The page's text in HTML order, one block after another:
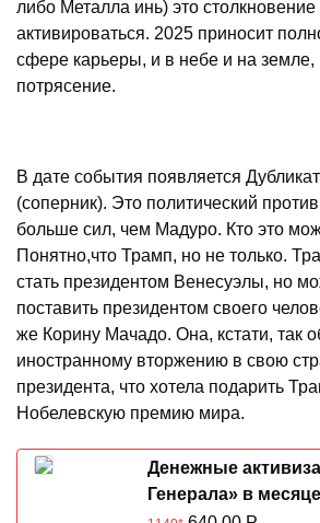
либо Металла инь) это столкновение
активироваться. 2025 приносит
сфере карьеры, и в небе и на земле,
потрясение.
В дате события появляется
(соперник). Это политический
больше сил, чем Мадуро. Кто это
Понятно,что Трамп, но не только.
стать президентом Венесуэлы, но
поставить президентом своего
же Корину Мачадо. Она, кстати, так
иностранному вторжению в свою
президента, что хотела подарить
Нобелевскую премию мира.
Денежные
Генерала» в